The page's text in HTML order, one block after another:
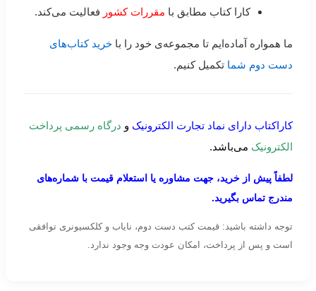
کارا کتاب مطابق با مقررات کشور فعالیت می‌کند.
ما همواره آماده‌ایم تا مجموعه‌ی خود را با خرید کتاب‌های
دست دوم شما تکمیل کنیم.
کاراکتاب دارای نماد تجارت الکترونیک و درگاه رسمی پرداخت
الکترونیک می‌باشد.
لطفاً پیش از خرید، جهت مشاوره یا استعلام قیمت با شماره‌های
مندرج تماس بگیرید.
توجه داشته باشید: قیمت کتب دست دوم، نایاب و کلکسیونری توافقی
است و پس از پرداخت، امکان عودت وجه وجود ندارد.